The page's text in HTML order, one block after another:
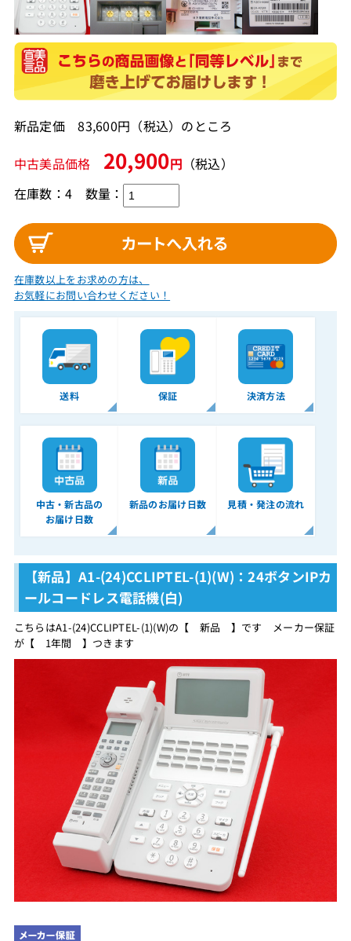
新品定価 83,600円（税込）のところ
中古美品価格 20,900円 （税込）
在庫数：4 数量：
在庫数以上をお求めの方は、
お気軽にお問い合わせください！
送料 保証 決済方法
中古・新古品の
お届け日数
新品のお届け日数 見積・発注の流れ
【新品】A1-(24)CCLIPTEL-(1)(W)：24ボタンIPカ
ールコードレス電話機(白)
こちらはA1-(24)CCLIPTEL-(1)(W)の【 新品 】です メーカー保証
が【 1年間 】つきます